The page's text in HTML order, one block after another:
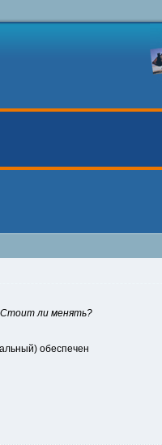
Стоит ли менять?
обеспечен